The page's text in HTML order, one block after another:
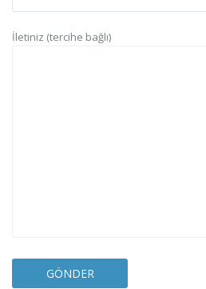
İletiniz (tercihe bağlı)